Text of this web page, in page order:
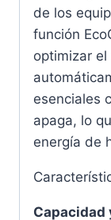
de los
función
optimizar
esenciales
apaga, lo
energía de
Capacidad